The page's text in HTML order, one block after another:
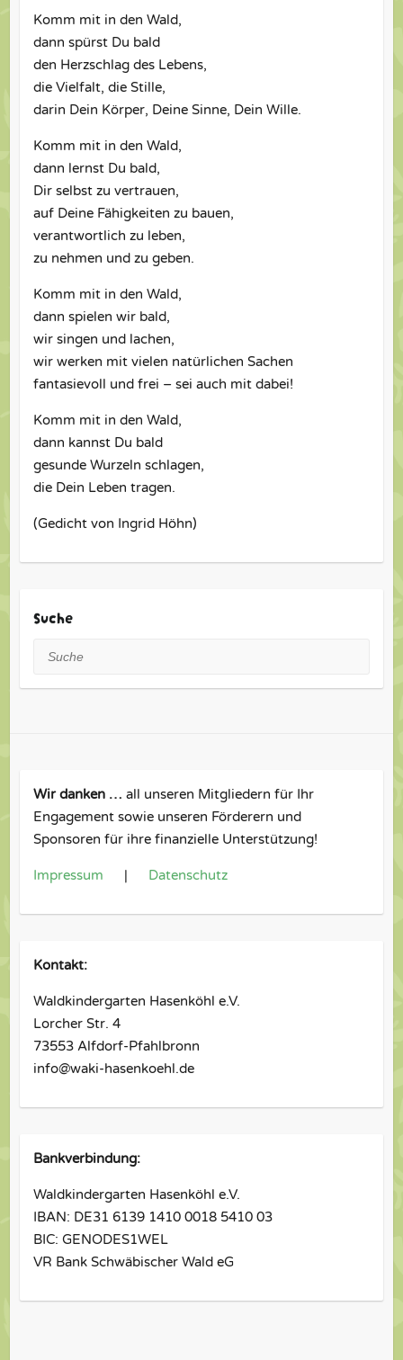
Komm mit in den Wald,
dann spürst Du bald
den Herzschlag des Lebens,
die Vielfalt, die Stille,
darin Dein Körper, Deine Sinne, Dein Wille.
Komm mit in den Wald,
dann lernst Du bald,
Dir selbst zu vertrauen,
auf Deine Fähigkeiten zu bauen,
verantwortlich zu leben,
zu nehmen und zu geben.
Komm mit in den Wald,
dann spielen wir bald,
wir singen und lachen,
wir werken mit vielen natürlichen Sachen
fantasievoll und frei – sei auch mit dabei!
Komm mit in den Wald,
dann kannst Du bald
gesunde Wurzeln schlagen,
die Dein Leben tragen.
(Gedicht von Ingrid Höhn)
Suche
Suche
Wir danken … all unseren Mitgliedern für Ihr
Engagement sowie unseren Förderern und
Sponsoren für ihre finanzielle Unterstützung!
Impressum | Datenschutz
Kontakt:
Waldkindergarten Hasenköhl e.V.
Lorcher Str. 4
73553 Alfdorf-Pfahlbronn
info@waki-hasenkoehl.de
Bankverbindung:
Waldkindergarten Hasenköhl e.V.
IBAN: DE31 6139 1410 0018 5410 03
BIC: GENODES1WEL
VR Bank Schwäbischer Wald eG